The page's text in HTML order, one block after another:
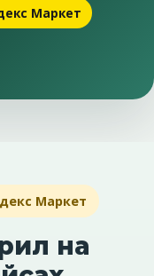
Маркет
Маркет
на